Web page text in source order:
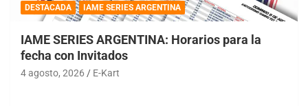
DESTACADA IAME SERIES ARGENTINA
IAME SERIES ARGENTINA: Horarios para la
fecha con Invitados
4 agosto, 2026 E-Kart